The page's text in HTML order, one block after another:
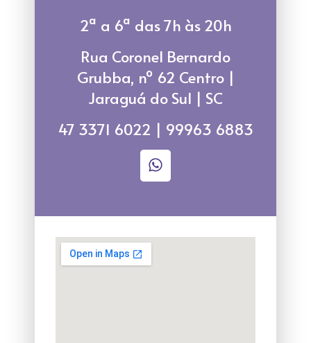
2ª a 6ª das 7h às 20h
Rua Coronel Bernardo
Grubba, nº 62 Centro |
Jaraguá do Sul | SC
47 3371 6022 | 99963 6883